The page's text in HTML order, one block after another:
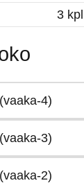
3 kpl
4)
3)
2)